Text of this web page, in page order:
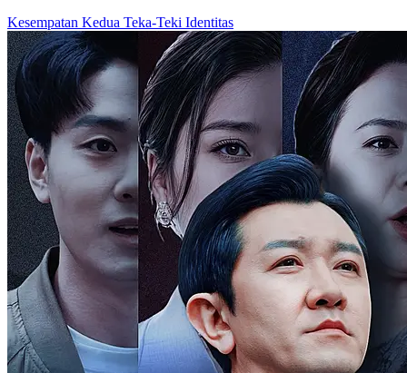
Kesempatan Kedua Teka-Teki Identitas